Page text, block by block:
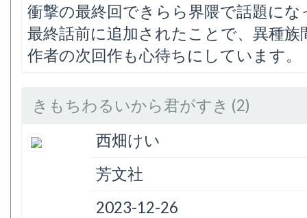
衝撃の最終回できらら界隈で話題に
最終話前に追加されたことで、異種
作者の次回作も心待ちにしています。
きもちわるいから君がすき (2)
西畑けい
芳文社
2023-12-26